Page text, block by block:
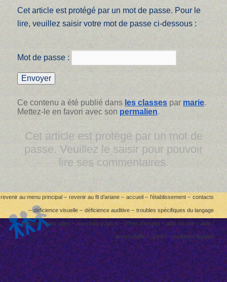
Cet article est protégé par un mot de passe. Pour le
lire, veuillez saisir votre mot de passe ci-dessous :
Mot de passe :
Ce contenu a été publié dans les classes par marie.
Mettez-le en favori avec son permalien.
Cet article est protégé par un mot de
passe. Veuillez le saisir pour pouvoir
lire ses commentaires.
revenir au menu principal – revenir au fil d’ariane – accueil – l’établissement – contacts
– déficience visuelle – déficience auditive – troubles spécifiques du langage
lexique – liens utiles – marchés publics – offres d’emploi – plan du site – aide /
accessibilité – admin – mentions légales